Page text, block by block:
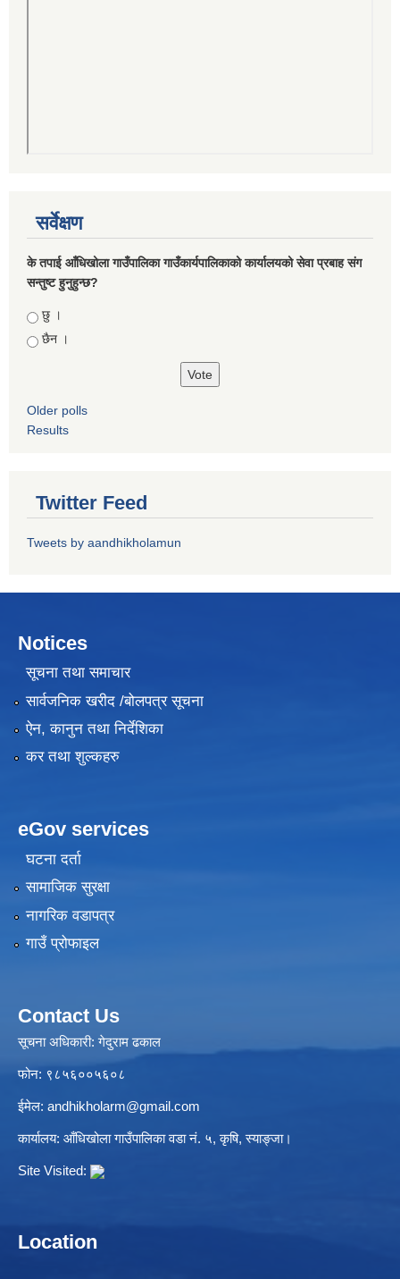
सर्वेक्षण
के तपाई आँधिखोला गाउँपालिका गाउँकार्यपालिकाको कार्यालयको सेवा प्रबाह संग
सन्तुष्ट हुनुहुन्छ?
Choices
छु ।
छैन ।
Older polls
Results
Twitter Feed
Tweets by aandhikholamun
Notices
सूचना तथा समाचार
सार्वजनिक खरीद /बोलपत्र सूचना
ऐन, कानुन तथा निर्देशिका
कर तथा शुल्कहरु
eGov services
घटना दर्ता
सामाजिक सुरक्षा
नागरिक वडापत्र
गाउँ प्रोफाइल
Contact Us
सूचना अधिकारी: गेदुराम ढकाल
फोन: ९८५६००५६०८
ईमेल: andhikholarm@gmail.com
कार्यालय: आँधिखोला गाउँपालिका वडा नं. ५, कृषि, स्याङ्जा।
Site Visited:
Location